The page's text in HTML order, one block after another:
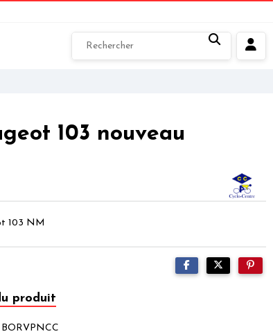
103 nouveau
103 NM
produit
BORVPNCC